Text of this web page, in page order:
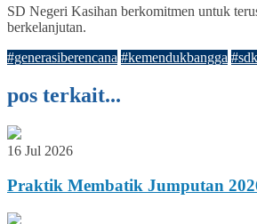
SD Negeri Kasihan berkomitmen untuk
berkelanjutan.
#generasiberencana #kemendukbangga
pos terkait...
16 Jul 2026
Praktik Membatik Jumputan